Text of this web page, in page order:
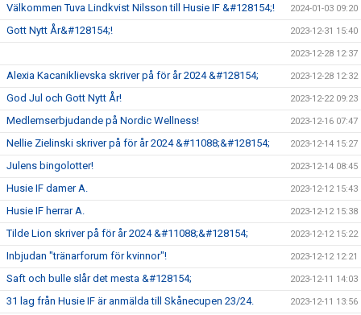
Välkommen Tuva Lindkvist Nilsson till Husie IF &#128154;! 2024-01-03 09:20
Gott Nytt År&#128154;! 2023-12-31 15:40
2023-12-28 12:37
Alexia Kacaniklievska skriver på för år 2024 &#128154; 2023-12-28 12:32
God Jul och Gott Nytt År! 2023-12-22 09:23
Medlemserbjudande på Nordic Wellness! 2023-12-16 07:47
Nellie Zielinski skriver på för år 2024 &#11088;&#128154; 2023-12-14 15:27
Julens bingolotter! 2023-12-14 08:45
Husie IF damer A. 2023-12-12 15:43
Husie IF herrar A. 2023-12-12 15:38
Tilde Lion skriver på för år 2024 &#11088;&#128154; 2023-12-12 15:22
Inbjudan "tränarforum för kvinnor"! 2023-12-12 12:21
Saft och bulle slår det mesta &#128154; 2023-12-11 14:03
31 lag från Husie IF är anmälda till Skånecupen 23/24. 2023-12-11 13:56